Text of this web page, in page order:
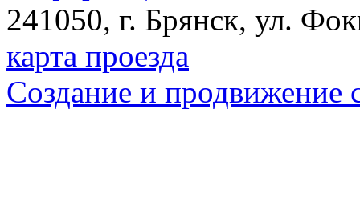
241050, г. Брянск, ул.
карта проезда
Создание и продвижение